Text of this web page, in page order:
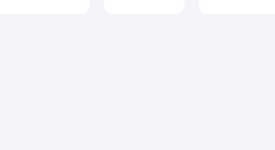
й зручний і не зашкодить
У разі, якщо датчик